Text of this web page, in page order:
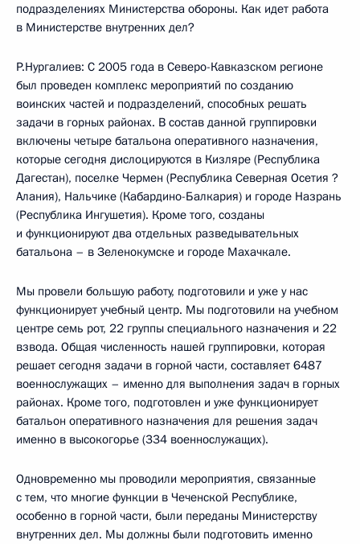
подразделениях Министерства обороны. Как идет работа
в Министерстве внутренних дел?
Р.Нургалиев: С 2005 года в Северо-Кавказском регионе
был проведен комплекс мероприятий по созданию
воинских частей и подразделений, способных решать
задачи в горных районах. В состав данной группировки
включены четыре батальона оперативного назначения,
которые сегодня дислоцируются в Кизляре (Республика
Дагестан), поселке Чермен (Республика Северная Осетия ?
Алания), Нальчике (Кабардино-Балкария) и городе Назрань
(Республика Ингушетия). Кроме того, созданы
и функционируют два отдельных разведывательных
батальона – в Зеленокумске и городе Махачкале.
Мы провели большую работу, подготовили и уже у нас
функционирует учебный центр. Мы подготовили на учебном
центре семь рот, 22 группы специального назначения и 22
взвода. Общая численность нашей группировки, которая
решает сегодня задачи в горной части, составляет 6487
военнослужащих – именно для выполнения задач в горных
районах. Кроме того, подготовлен и уже функционирует
батальон оперативного назначения для решения задач
именно в высокогорье (334 военнослужащих).
Одновременно мы проводили мероприятия, связанные
с тем, что многие функции в Чеченской Республике,
особенно в горной части, были переданы Министерству
внутренних дел. Мы должны были подготовить именно